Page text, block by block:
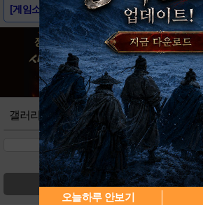
[게임소개] - 슈퍼걸스대전
[스크린샷] - 슈퍼걸스대전
갤러리
검색
오늘하루 안보기